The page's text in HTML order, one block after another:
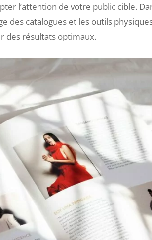
l’attention de votre public cible.
des catalogues et les outils
des résultats optimaux.